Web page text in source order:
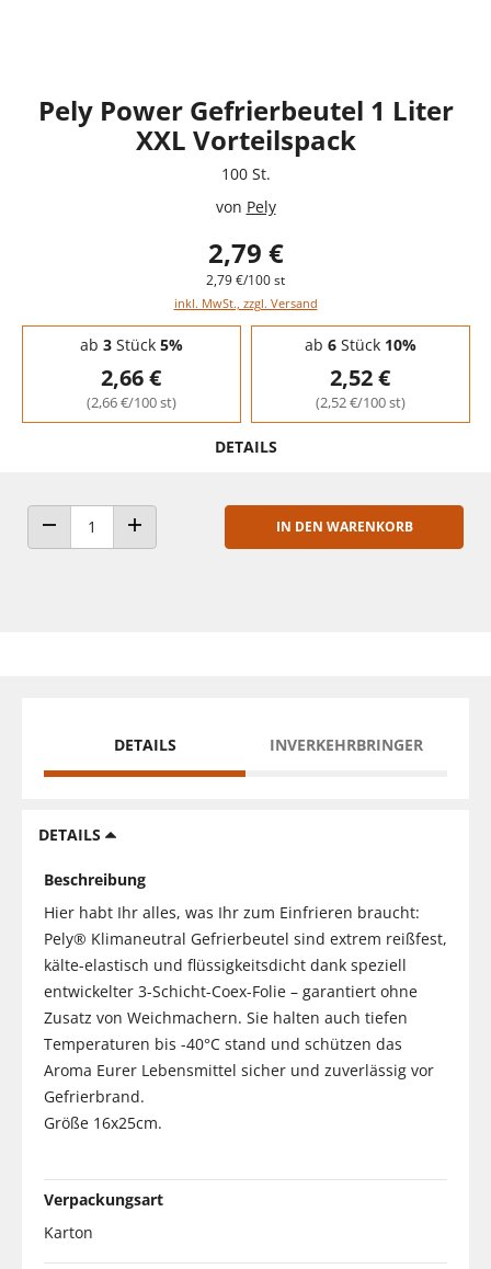
Pely Power Gefrierbeutel 1 Liter
XXL Vorteilspack
100 St.
von Pely
2,79 €
2,79 €/100 st
inkl. MwSt., zzgl. Versand
Staffelpreise - Mengenrabatt
ab 3Stück 5%
2,66 €
(2,66 €/100 st)
ab 6Stück 10%
2,52 €
(2,52 €/100 st)
DETAILS
ANZAHL VERRINGERNANZAHL ERHÖHEN
IN DEN WARENKORB
DETAILS INVERKEHRBRINGER
DETAILS
Beschreibung
Hier habt Ihr alles, was Ihr zum Einfrieren braucht:
Pely® Klimaneutral Gefrierbeutel sind extrem reißfest,
kälte-elastisch und flüssigkeitsdicht dank speziell
entwickelter 3-Schicht-Coex-Folie – garantiert ohne
Zusatz von Weichmachern. Sie halten auch tiefen
Temperaturen bis -40°C stand und schützen das
Aroma Eurer Lebensmittel sicher und zuverlässig vor
Gefrierbrand.
Größe 16x25cm.
Verpackungsart
Karton